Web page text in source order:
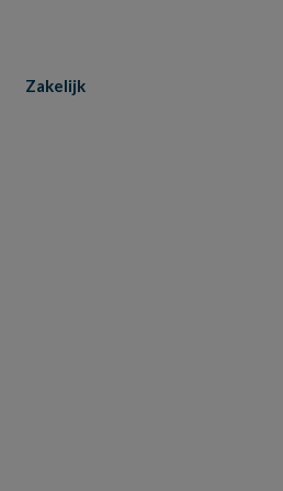
Zakelijk